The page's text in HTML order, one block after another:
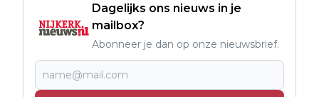
Dagelijks ons nieuws in je
mailbox?
Abonneer je dan op onze nieuwsbrief.